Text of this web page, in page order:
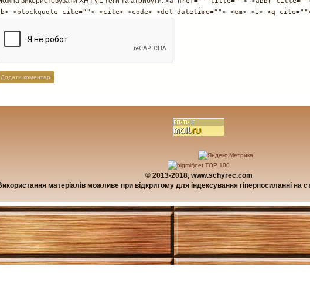
<blockquote cite=""> <cite> <code> <del datetime=""> <em> <i> <q
© 2013-2018, www.schyrec.com
матеріалів можливе при відкритому для індексування гіперпосиланні на